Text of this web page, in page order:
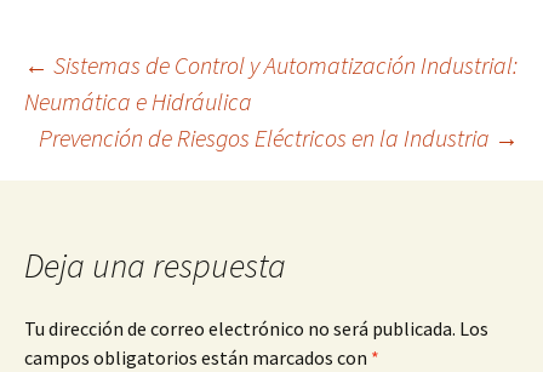
Navegación
de
← Sistemas de Control y Automatización Industrial:
Neumática e Hidráulica
Prevención de Riesgos Eléctricos en la Industria →
Deja una respuesta
Tu dirección de correo electrónico no será publicada. Los
campos obligatorios están marcados con *